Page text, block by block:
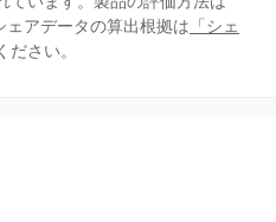
ェアデータの算出根拠は 「シェ
ださい。